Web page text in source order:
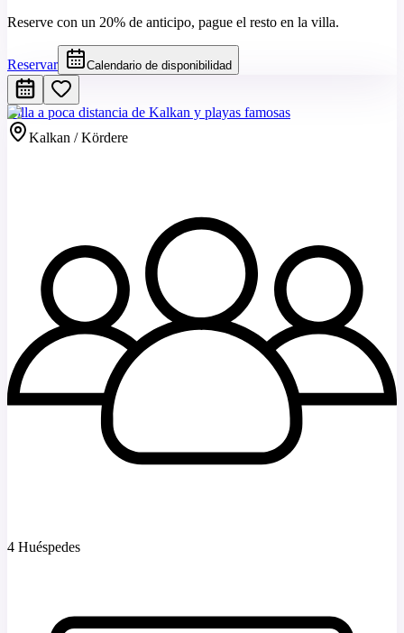
Reserve con un 20% de anticipo, pague el resto en la villa.
Reservar Calendario de disponibilidad
Villa a poca distancia de Kalkan y playas famosas
Kalkan / Kördere
4 Huéspedes